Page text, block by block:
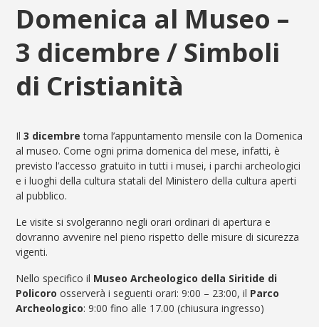
Domenica al Museo –
3 dicembre / Simboli
di Cristianità
Il3 dicembre torna l’appuntamento mensile con la Domenica
al museo. Come ogni prima domenica del mese, infatti, è
previsto l’accesso gratuito in tutti i musei, i parchi archeologici
e i luoghi della cultura statali del Ministero della cultura aperti
al pubblico.
Le visite si svolgeranno negli orari ordinari di apertura e
dovranno avvenire nel pieno rispetto delle misure di sicurezza
vigenti.
Nello specifico il Museo Archeologico della Siritide di
Policoro osserverà i seguenti orari: 9:00 – 23:00, il Parco
Archeologico: 9:00 fino alle 17.00 (chiusura ingresso)